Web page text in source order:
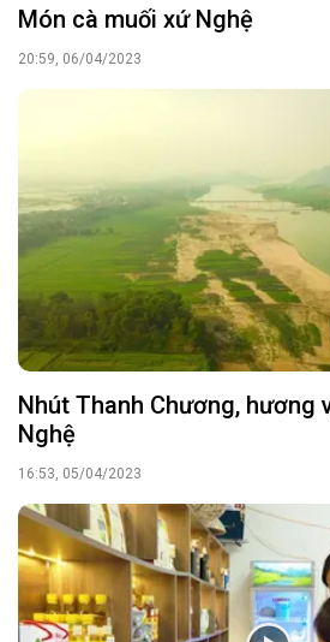
Món cà muối xứ Nghệ
20:59, 06/04/2023
Nhút Thanh Chương, hương
Nghệ
16:53, 05/04/2023